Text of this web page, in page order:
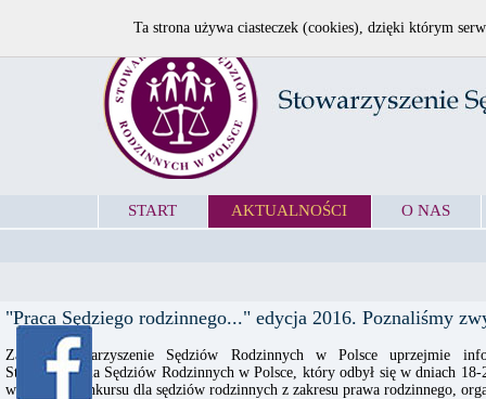
START AKTUALNOŚCI O NAS
"Praca Sędziego rodzinnego..." edycja 2016. Poznaliśmy
Zarząd Stowarzyszenie Sędziów Rodzinnych w Polsce uprzejmie
Stowarzyszenia Sędziów Rodzinnych w Polsce, który odbył się w dniach
wyniki IV konkursu dla sędziów rodzinnych z zakresu prawa rodzinnego,
Ta strona używa ciasteczek (cookies), dzięki którym